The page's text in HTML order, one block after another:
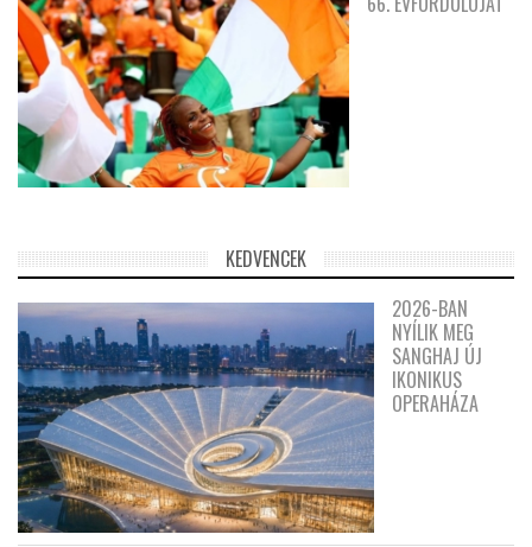
KEDVENCEK
2026-BAN
NYÍLIK MEG
SANGHAJ ÚJ
IKONIKUS
OPERAHÁZA